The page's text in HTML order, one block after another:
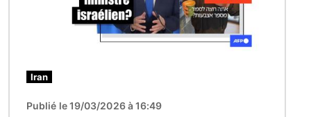
Iran
Publié le 19/03/2026 à 16:49